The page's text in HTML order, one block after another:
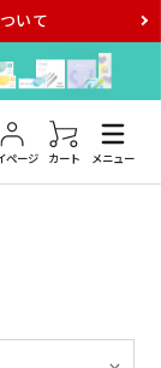
いて
ページ カート メニュー
ネ